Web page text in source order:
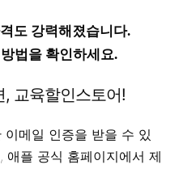
도 강력해졌습니다.
법을 확인하세요.
교육할인스토어!
이메일 인증을 받을 수 있
애플 공식 홈페이지에서 제